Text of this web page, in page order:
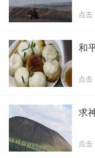
怪心i
安然
遗憾.
滥情
_____荒年
点击
和
点击
求
点击